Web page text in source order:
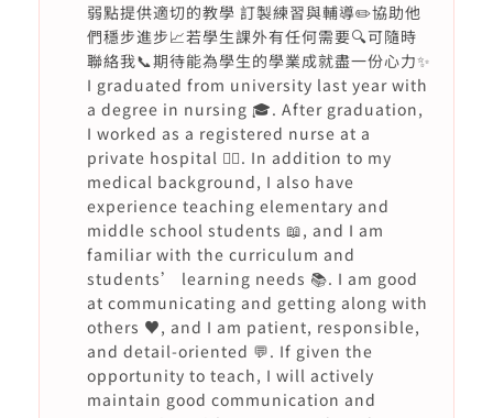
弱點提供適切的教學 訂製練習與輔導✏️協助他
們穩步進步📈若學生課外有任何需要🔍可隨時
聯絡我📞期待能為學生的學業成就盡一份心力✨
I graduated from university last year with
a degree in nursing 🎓. After graduation,
I worked as a registered nurse at a
private hospital 👩‍⚕️. In addition to my
medical background, I also have
experience teaching elementary and
middle school students 📖, and I am
familiar with the curriculum and
students’ learning needs 📚. I am good
at communicating and getting along with
others ♥️, and I am patient, responsible,
and detail-oriented 💬. If given the
opportunity to teach, I will actively
maintain good communication and